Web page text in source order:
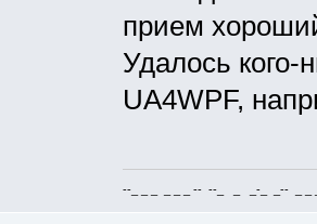
прием
Удалось
UA4WPF,
--_ _ _ _ _ _ -- --_ _ _-_ _-- _ _